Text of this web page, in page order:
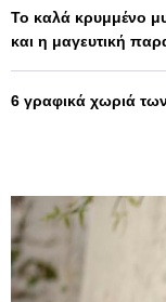
Το καλά κρυμμένο
και η μαγευτική
6 γραφικά χωριά